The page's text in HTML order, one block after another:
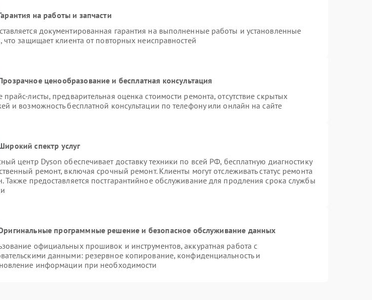
на работы и запчасти
документированная гарантия на выполненные работы и установленные
что защищает клиента от повторных неисправностей
ценообразование и бесплатная консультация
прайс-листы, предварительная оценка стоимости ремонта, отсутствие скрытых
и возможность бесплатной консультации по телефону или онлайн на сайте
спектр услуг
центр Dyson обеспечивает доставку техники по всей РФ, бесплатную диагностику
ремонт, включая срочный ремонт. Клиенты могут отслеживать статус ремонта
Также предоставляется постгарантийное обслуживание для продления срока службы
программные решение и безопасное обслуживание данных
официальных прошивок и инструментов, аккуратная работа с
данными: резервное копирование, конфиденциальность и
информации при необходимости